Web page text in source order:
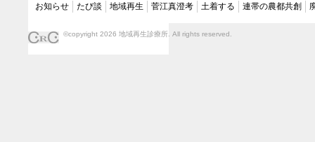
お知らせ
たび談 地域再生 菅江真澄考 土着する 連帯の農都共創
©copyright 2026 地域再生診療所. All rights reserved.